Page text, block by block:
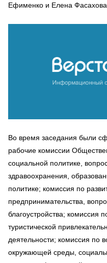
Ефименко и Елена Фасахова.
Во время заседания были
рабочие комиссии
социальной политике,
здравоохранения,
политике; комиссия по
предпринимательства,
благоустройства; комиссия
туристической
деятельности; комиссия по
окружающей среды,